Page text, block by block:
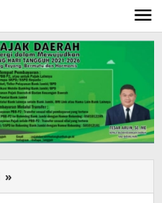
»
Al